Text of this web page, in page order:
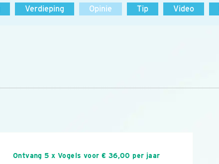
Verdieping Opinie Tip Video
Ontvang 5 x Vogels voor € 36,00 per jaar